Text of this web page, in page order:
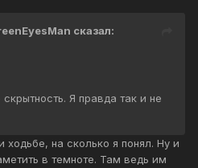
сказал:
Я правда так и не
на сколько я понял. Ну и
в темноте. Там ведь им